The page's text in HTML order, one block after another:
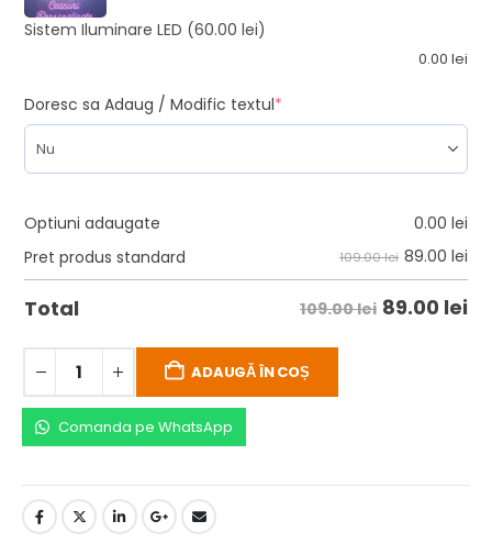
Sistem Iluminare LED (60.00 lei)
0.00 lei
Doresc sa Adaug / Modific textul*
Optiuni adaugate 0.00 lei
Pret produs standard
109.00 lei 89.00 lei
Total 109.00 lei 89.00 lei
ADAUGĂ ÎN COȘ
Comanda pe WhatsApp